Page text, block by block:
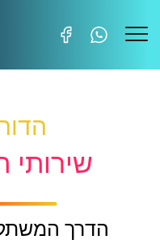
שירותי
הדרך